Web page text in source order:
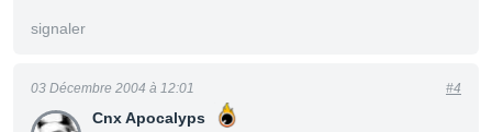
signaler
Cnx Apocalyps
03 Décembre 2004 à 12:01 #4